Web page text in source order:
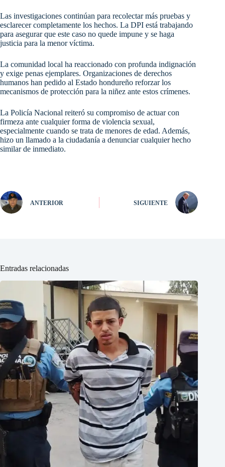
Las investigaciones continúan para recolectar más pruebas y
esclarecer completamente los hechos. La DPI está trabajando
para asegurar que este caso no quede impune y se haga
justicia para la menor víctima.
La comunidad local ha reaccionado con profunda indignación
y exige penas ejemplares. Organizaciones de derechos
humanos han pedido al Estado hondureño reforzar los
mecanismos de protección para la niñez ante estos crímenes.
La Policía Nacional reiteró su compromiso de actuar con
firmeza ante cualquier forma de violencia sexual,
especialmente cuando se trata de menores de edad. Además,
hizo un llamado a la ciudadanía a denunciar cualquier hecho
similar de inmediato.
ANTERIOR SIGUIENTE
Entradas relacionadas